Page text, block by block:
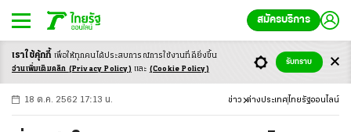
สมัครบริการ
-ก ก ก+
18 ต.ค. 2562 17:13 น. ข่าว ต่างประเทศ ไทยรัฐออนไลน์
เราใช้คุ้กกี้ เพื่อให้ทุกคนได้ประสบการณ์การใช้งานที่ดียิ่งขึ้น
อ่านเพิ่มเติมคลิก (Privacy Policy) และ (Cookie Policy)
รับทราบ